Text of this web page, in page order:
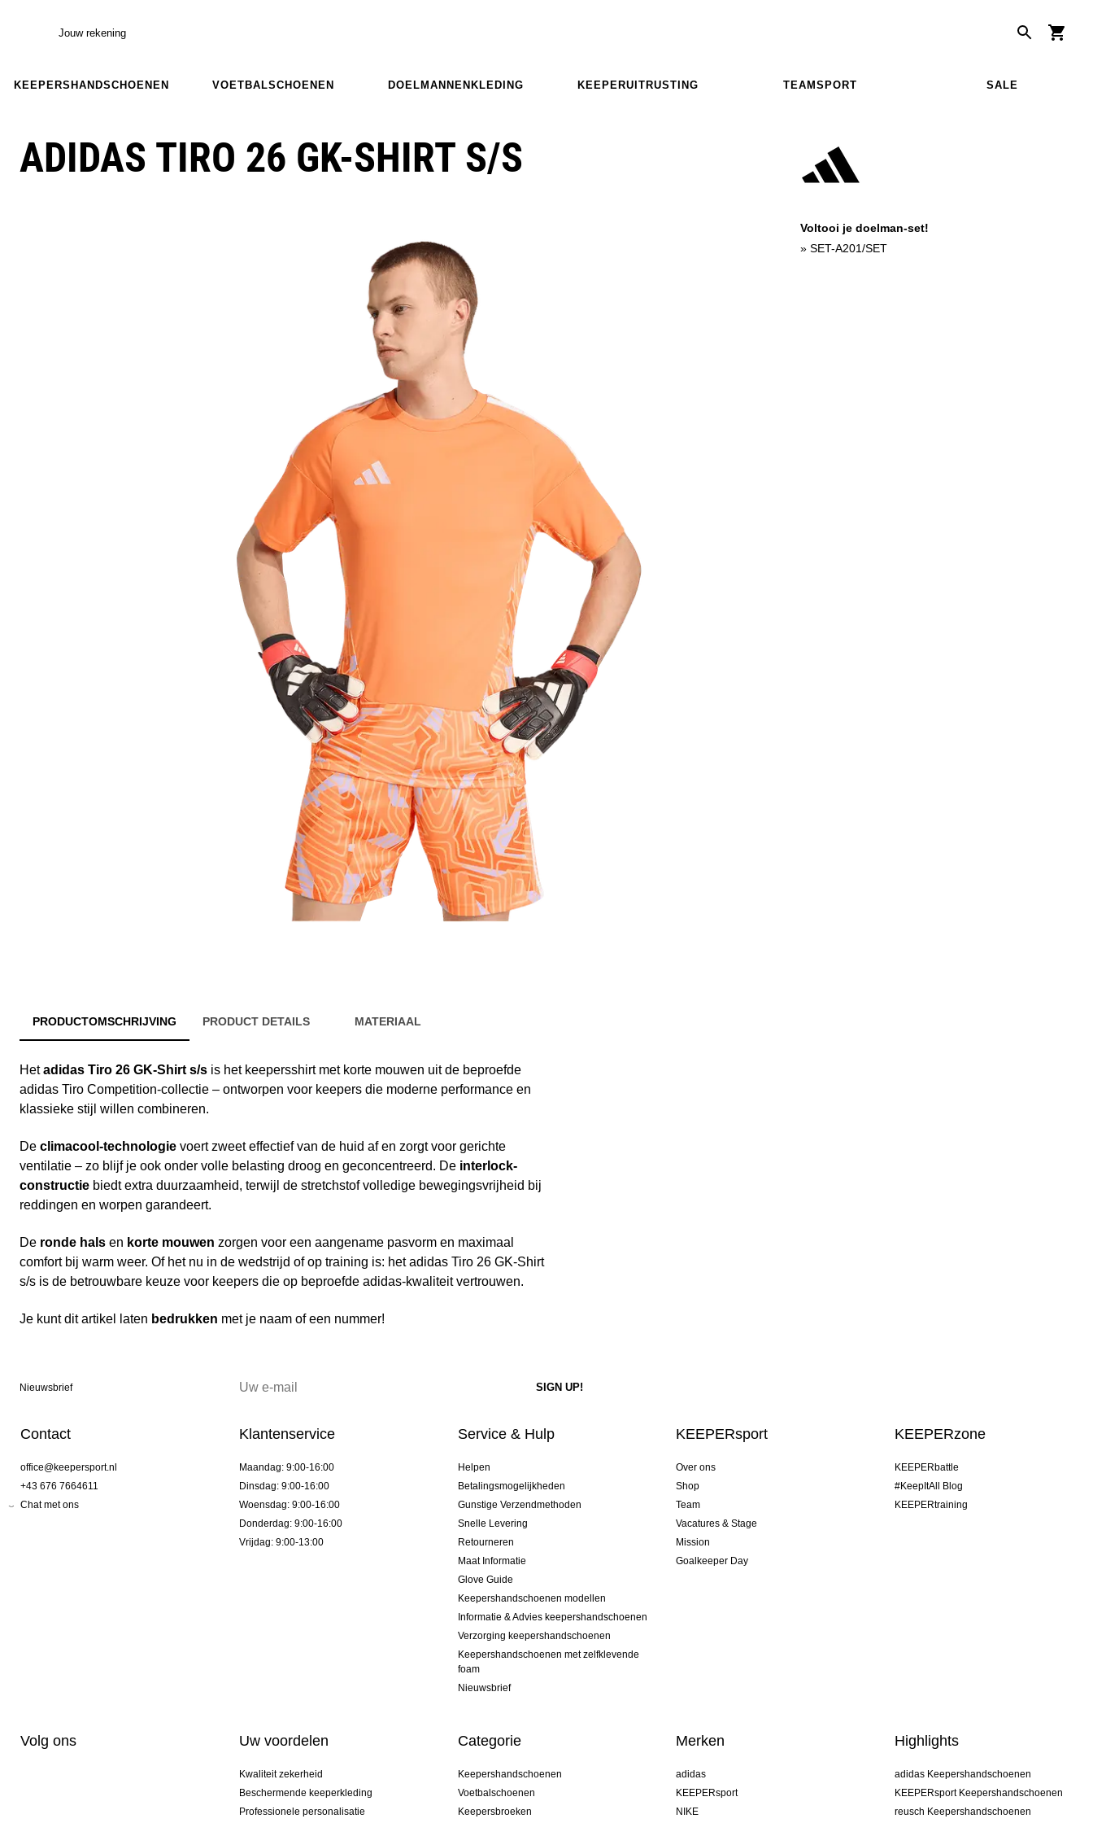
Jouw rekening
KEEPERSHANDSCHOENEN VOETBALSCHOENEN DOELMANNENKLEDING KEEPERUITRUSTING TEAMSPORT SALE
ADIDAS TIRO 26 GK-SHIRT S/S
Voltooi je doelman-set!
» SET-A201/SET
PRODUCTOMSCHRIJVING PRODUCT DETAILS MATERIAAL
Hetadidas Tiro 26 GK-Shirt s/s is het keepersshirt met korte mouwen uit de beproefde
adidas Tiro Competition-collectie – ontworpen voor keepers die moderne performance en
klassieke stijl willen combineren.
De climacool-technologie voert zweet effectief van de huid af en zorgt voor gerichte
ventilatie – zo blijf je ook onder volle belasting droog en geconcentreerd. De interlock-
constructie biedt extra duurzaamheid, terwijl de stretchstof volledige bewegingsvrijheid bij
reddingen en worpen garandeert.
De ronde hals en korte mouwen zorgen voor een aangename pasvorm en maximaal
comfort bij warm weer. Of het nu in de wedstrijd of op training is: het adidas Tiro 26 GK-Shirt
s/s is de betrouwbare keuze voor keepers die op beproefde adidas-kwaliteit vertrouwen.
Je kunt dit artikel laten bedrukken met je naam of een nummer!
Nieuwsbrief
Contact
office@keepersport.nl
+43 676 7664611
Chat met ons
Klantenservice
Maandag: 9:00-16:00
Dinsdag: 9:00-16:00
Woensdag: 9:00-16:00
Donderdag: 9:00-16:00
Vrijdag: 9:00-13:00
Service & Hulp
Helpen
Betalingsmogelijkheden
Gunstige Verzendmethoden
Snelle Levering
Retourneren
Maat Informatie
Glove Guide
Keepershandschoenen modellen
Informatie & Advies keepershandschoenen
Verzorging keepershandschoenen
Keepershandschoenen met zelfklevende
foam
Nieuwsbrief
KEEPERsport
Over ons
Shop
Team
Vacatures & Stage
Mission
Goalkeeper Day
KEEPERzone
KEEPERbattle
#KeepItAll Blog
KEEPERtraining
Volg ons Uw voordelen
Kwaliteit zekerheid
Beschermende keeperkleding
Professionele personalisatie
Categorie
Keepershandschoenen
Voetbalschoenen
Keepersbroeken
Merken
adidas
KEEPERsport
NIKE
Highlights
adidas Keepershandschoenen
KEEPERsport Keepershandschoenen
reusch Keepershandschoenen